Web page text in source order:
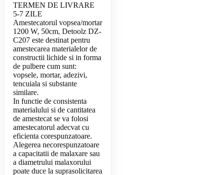
TERMEN DE LIVRARE
5-7 ZILE
Amestecatorul vopsea/mortar
1200 W, 50cm, Detoolz DZ-
C207 este destinat pentru
amestecarea materialelor de
constructii lichide si in forma
de pulbere cum sunt:
vopsele, mortar, adezivi,
tencuiala si substante
similare.
In functie de consistenta
materialului si de cantitatea
de amestecat se va folosi
amestecatorul adecvat cu
eficienta corespunzatoare.
Alegerea necorespunzatoare
a capacitatii de malaxare sau
a diametrului malaxorului
poate duce la suprasolicitarea